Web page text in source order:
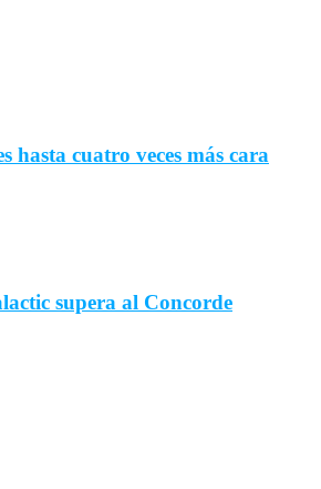
hasta cuatro veces más cara
supera al Concorde